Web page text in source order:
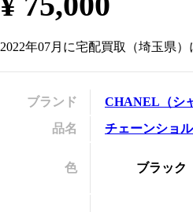
2022年07月 に宅配買取 （埼玉県）
ブランド CHANEL （シ
品名
チェーンショ
色 ブラック